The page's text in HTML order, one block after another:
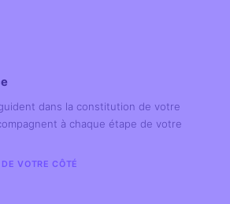
dans la constitution de votre
à chaque étape de votre
VOTRE CÔTÉ